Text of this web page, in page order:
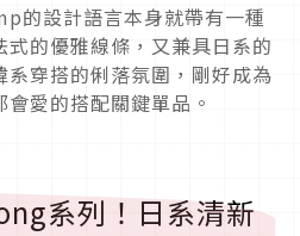
的設計語言本身就帶有一種
式的優雅線條，又兼具日系的
穿搭的俐落氛圍，剛好成為
愛的搭配關鍵單品。
系列！日系清新